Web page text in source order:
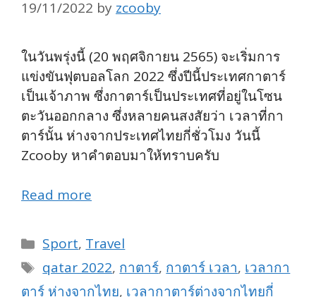
19/11/2022 by zcooby
ในวันพรุ่งนี้ (20 พฤศจิกายน 2565) จะเริ่มการ
แข่งขันฟุตบอลโลก 2022 ซึ่งปีนี้ประเทศกาตาร์
เป็นเจ้าภาพ ซึ่งกาตาร์เป็นประเทศที่อยู่ในโซน
ตะวันออกกลาง ซึ่งหลายคนสงสัยว่า เวลาที่กา
ตาร์นั้น ห่างจากประเทศไทยกี่ชั่วโมง วันนี้
Zcooby หาคำตอบมาให้ทราบครับ
Read more
Categories
Sport, Travel
Tags
qatar 2022, กาตาร์, กาตาร์ เวลา, เวลากา
ตาร์ ห่างจากไทย, เวลากาตาร์ต่างจากไทยกี่